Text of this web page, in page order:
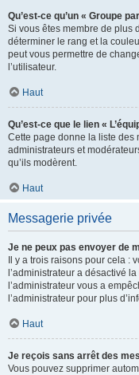
Qu’est-ce qu’un « Groupe
Si vous êtes membre de plus
déterminer le rang et la
peut vous permettre de
l’utilisateur.
Haut
Qu’est-ce que le lien «
Cette page donne la liste des
administrateurs et
qu’ils modèrent.
Haut
Messagerie privée
Je ne peux pas envoyer de
Il y a trois raisons pour cela :
l’administrateur a désactivé
l’administrateur vous a
l’administrateur pour plus
Haut
Je reçois sans arrêt des
Vous pouvez supprimer